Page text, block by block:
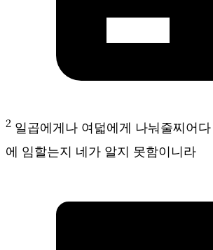
2 일곱에게나 여덟에게 나눠줄찌어
에 임할는지 네가 알지 못함이니라